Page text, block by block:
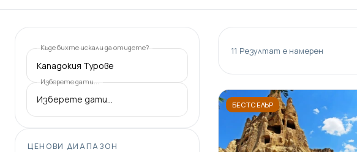
Къде бихте искали да отидете?
Кападокия Турове
Изберете дати...
ЦЕНОВИ ДИАПАЗОН
11 Резултат е намерен
БЕСТСЕЛЪР